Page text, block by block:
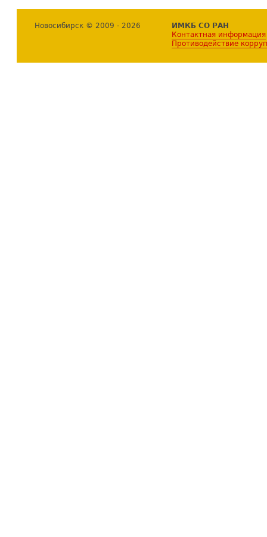
Новосибирск © 2009 - 2026
ИМКБ СО РАН
Контактная информация
Противодействие